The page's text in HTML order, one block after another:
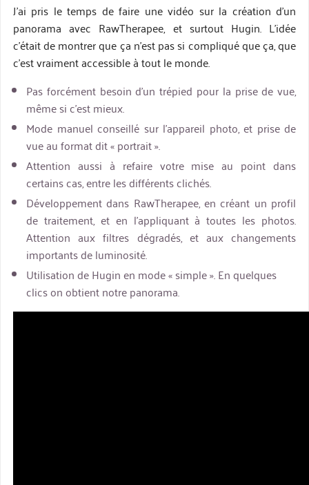
J’ai pris le temps de faire une vidéo sur la création d’un
panorama avec RawTherapee, et surtout Hugin. L’idée
c’était de montrer que ça n’est pas si compliqué que ça, que
c’est vraiment accessible à tout le monde.
Pas forcément besoin d’un trépied pour la prise de vue,
même si c’est mieux.
Mode manuel conseillé sur l’appareil photo, et prise de
vue au format dit « portrait ».
Attention aussi à refaire votre mise au point dans
certains cas, entre les différents clichés.
Développement dans RawTherapee, en créant un profil
de traitement, et en l’appliquant à toutes les photos.
Attention aux filtres dégradés, et aux changements
importants de luminosité.
Utilisation de Hugin en mode « simple ». En quelques
clics on obtient notre panorama.